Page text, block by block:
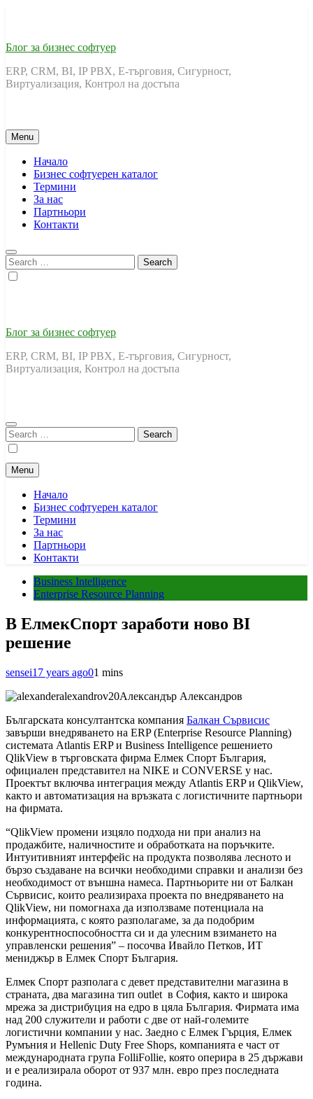
Блог за бизнес софтуер
ERP, CRM, BI, IP PBX, Е-търговия, Сигурност,
Виртуализация, Контрол на достъпа
Menu
Начало
Бизнес софтуерен каталог
Термини
За нас
Партньори
Контакти
Search
for:
Блог за бизнес софтуер
ERP, CRM, BI, IP PBX, Е-търговия, Сигурност,
Виртуализация, Контрол на достъпа
Search
for:
Menu
Начало
Бизнес софтуерен каталог
Термини
За нас
Партньори
Контакти
Business Intelligence
Enterprise Resource Planning
В ЕлмекСпорт заработи ново BI
решение
sensei17 years ago01 mins
Александър Александров
Българската консултантска компания Балкан Сървисис
завърши внедряването на ERP (Enterprise Resource Planning)
системата Atlantis ERP и Business Intelligence решението
QlikView в търговската фирма Елмек Спорт България,
официален представител на NIKE и CONVERSE у нас.
Проектът включва интеграция между Atlantis ERP и QlikView,
както и автоматизация на връзката с логистичните партньори
на фирмата.
“QlikView промени изцяло подхода ни при анализ на
продажбите, наличностите и обработката на поръчките.
Интуитивният интерфейс на продукта позволява лесното и
бързо създаване на всички необходими справки и анализи без
необходимост от външна намеса. Партньорите ни от Балкан
Сървисис, които реализираха проекта по внедряването на
QlikView, ни помогнаха да използваме потенциала на
информацията, с която разполагаме, за да подобрим
конкурентноспособността си и да улесним взимането на
управленски решения” – посочва Ивайло Петков, ИТ
мениджър в Елмек Спорт България.
Елмек Спорт разполага с девет представителни магазина в
страната, два магазина тип outlet в София, както и широка
мрежа за дистрибуция на едро в цяла България. Фирмата има
над 200 служители и работи с две от най-големите
логистични компании у нас. Заедно с Елмек Гърция, Елмек
Румъния и Hellenic Duty Free Shops, компанията е част от
международната група FolliFollie, която оперира в 25 държави
и е реализирала оборот от 937 млн. евро през последната
година.